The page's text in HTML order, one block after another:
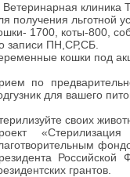
Ветеринарная клиника
получения льготной
1700, коты-800,
записи ПН,СР,СБ.
кошки под
по
для вашего
своих
Российской
грантов.